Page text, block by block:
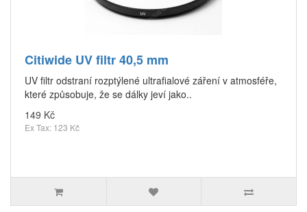
Citiwide UV filtr 40,5 mm
UV filtr odstraní rozptýlené ultrafialové záření v atmosféře,
které způsobuje, že se dálky jeví jako..
149 Kč
Ex Tax: 123 Kč